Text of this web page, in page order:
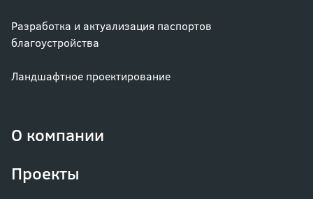
Разработка и актуализация паспортов
благоустройства
Ландшафтное проектирование
О компании
Проекты